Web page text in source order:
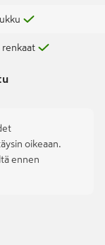
renkaat
oikeaan.
ennen